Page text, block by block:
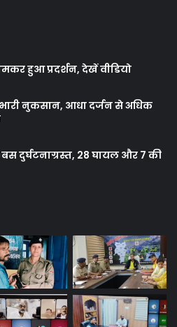
हुआ प्रदर्शन, देखें वीडियो
नुकसान, आधा दर्जन से अधिक
बस दुर्घटनाग्रस्त, 28 घायल और 7 की